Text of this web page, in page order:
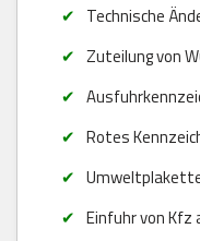
Technische
Zuteilung von
Rotes
Einfuhr von Kfz